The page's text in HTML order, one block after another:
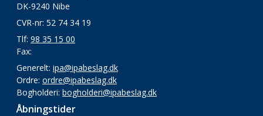
DK-9240 Nibe
CVR-nr: 52 74 34 19
Tlf: 98 35 15 00
Fax:
Generelt: ipa@ipabeslag.dk
Ordre: ordre@ipabeslag.dk
Bogholderi: bogholderi@ipabeslag.dk
Åbningstider